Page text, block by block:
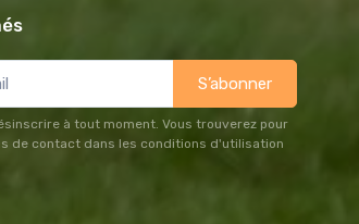
S’abonner
à tout moment. Vous trouverez pour
de contact dans les conditions d'utilisation